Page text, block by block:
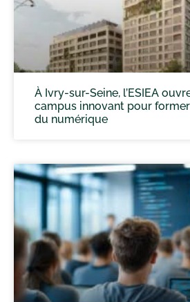
À Ivry-sur-Seine, l’ESIEA
campus innovant pour
du numérique